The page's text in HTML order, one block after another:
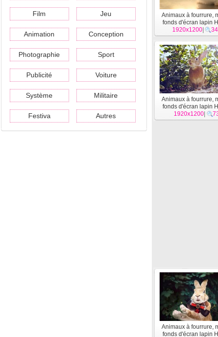
Film Jeu
Animation Conception
Photographie Sport
Publicité Voiture
Système Militaire
Festiva Autres
Animaux à fourrure,
fonds d'écran lapin
1920x1200
Animaux à fourrure,
fonds d'écran lapin
1920x1200
Animaux à fourrure,
fonds d'écran lapin